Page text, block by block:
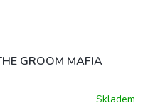
GROOM MAFIA
Skladem